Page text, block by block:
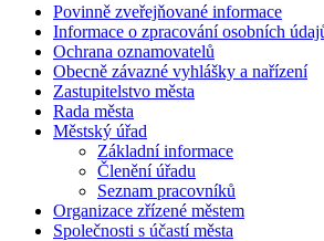
Povinně zveřejňované informace
Informace o zpracování osobních
Ochrana oznamovatelů
Obecně závazné vyhlášky a nařízení
Zastupitelstvo města
Rada města
Městský úřad
Základní informace
Členění úřadu
Seznam pracovníků
Organizace zřízené městem
Společnosti s účastí města